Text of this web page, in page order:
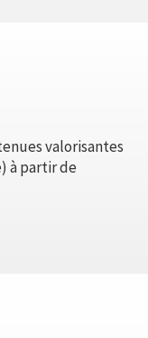
valorisantes
à partir de